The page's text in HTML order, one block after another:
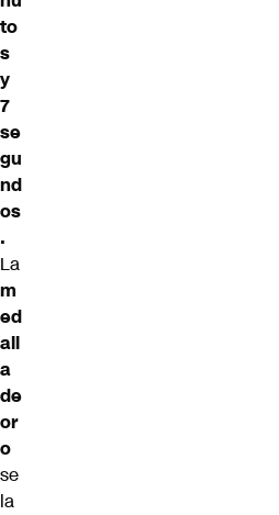
to
s
y
7
se
gu
nd
os
.
La
m
ed
all
a
de
or
o
se
la